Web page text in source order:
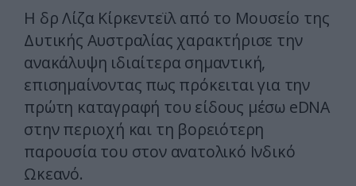
Η δρ Λίζα Κίρκεντεϊλ από το Μουσείο της
Δυτικής Αυστραλίας χαρακτήρισε την
ανακάλυψη ιδιαίτερα σημαντική,
επισημαίνοντας πως πρόκειται για την
πρώτη καταγραφή του είδους μέσω eDNA
στην περιοχή και τη βορειότερη
παρουσία του στον ανατολικό Ινδικό
Ωκεανό.